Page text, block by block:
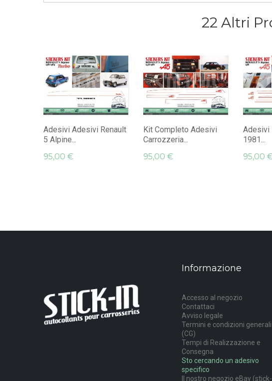
22 Altri
Adesivi Adesivi Renault
5 Alpine...
95,00 €
Kit Completo Adesivi
Carrozzeria...
95,00 €
Adesivi
1981...
95,00
Informazione
Accesso al negozio
Contattaci
Avviso legale
Termini e condizioni generali
(CG)
Tempi di Realizzazione e
Consegna
Sto cercando un adesivo
specifico
Il nostro negozio eBay (stick-